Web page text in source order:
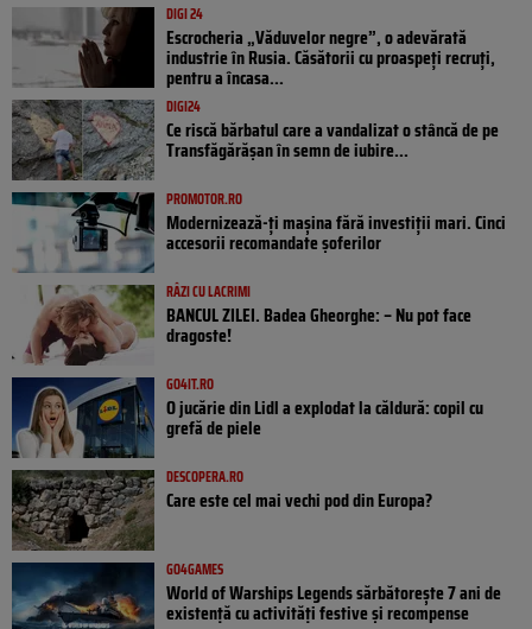
DIGI 24
Escrocheria „Văduvelor negre”, o adevărată
industrie în Rusia. Căsătorii cu proaspeți recruți,
pentru a încasa...
DIGI24
Ce riscă bărbatul care a vandalizat o stâncă de pe
Transfăgărășan în semn de iubire...
PROMOTOR.RO
Modernizează-ți mașina fără investiții mari. Cinci
accesorii recomandate șoferilor
RÂZI CU LACRIMI
BANCUL ZILEI. Badea Gheorghe: – Nu pot face
dragoste!
GO4IT.RO
O jucărie din Lidl a explodat la căldură: copil cu
grefă de piele
DESCOPERA.RO
Care este cel mai vechi pod din Europa?
GO4GAMES
World of Warships Legends sărbătorește 7 ani de
existență cu activități festive și recompense